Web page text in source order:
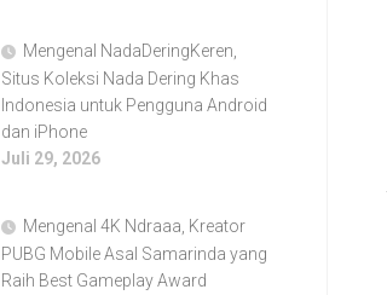
Mengenal NadaDeringKeren,
Situs Koleksi Nada Dering Khas
Indonesia untuk Pengguna Android
dan iPhone
Juli 29, 2026
Mengenal 4K Ndraaa, Kreator
PUBG Mobile Asal Samarinda yang
Raih Best Gameplay Award